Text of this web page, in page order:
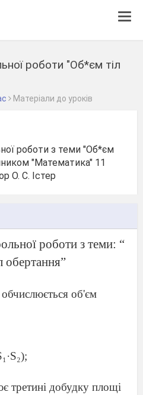
роботи "Об*єм тіл
Матеріали до уроків
роботи з теми "Об*єм
"Математика" 11
О. С. Істер
роботи з теми: “
обертання”
об'єм
третині добудку площі